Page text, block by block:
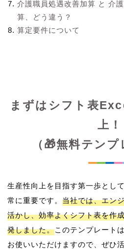
介護職員処遇改善加算 と 介
算、どう違う？
算定要件について
まずはシフト表
上！
（🎁無料テンプ
生産性向上を目指す第一歩とし
常に重要です。 当社では、エン
活かし、効率よくシフト表を作
発しました。このテンプレート
お使いいただけますので、ぜひ